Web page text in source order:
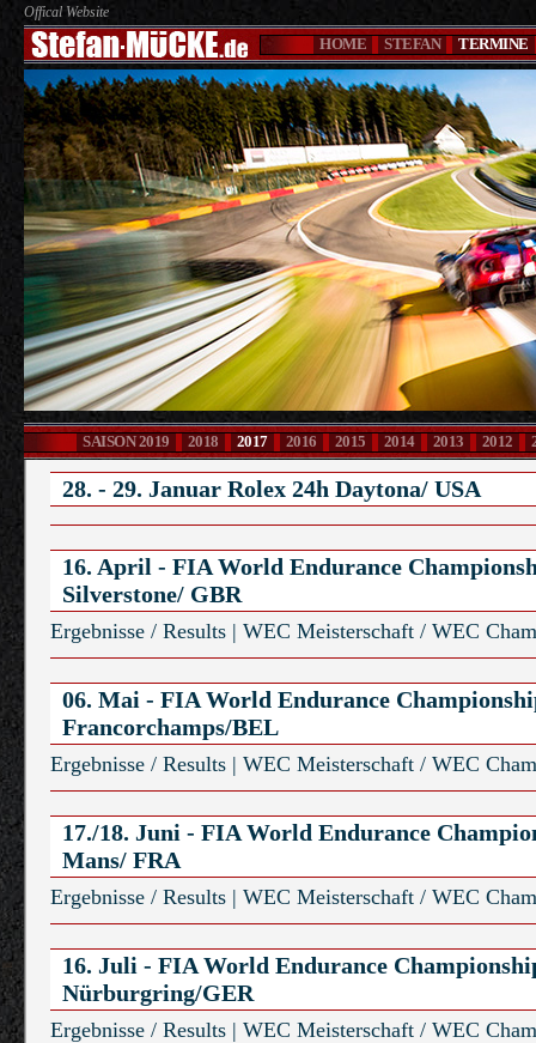
Offical Website
HOME STEFAN TERMINE
SAISON 2019 2018 2017 2016 2015 2014 2013 2012
2017
28. - 29. Januar Rolex 24h Daytona/ USA
16. April - FIA World Endurance
Silverstone/ GBR
Ergebnisse / Results | WEC Meisterschaft / WEC
06. Mai - FIA World Endurance
Francorchamps/BEL
Ergebnisse / Results | WEC Meisterschaft / WEC
17./18. Juni - FIA World Endurance
Mans/ FRA
Ergebnisse / Results | WEC Meisterschaft / WEC
16. Juli - FIA World Endurance
Nürburgring/GER
Ergebnisse / Results | WEC Meisterschaft / WEC